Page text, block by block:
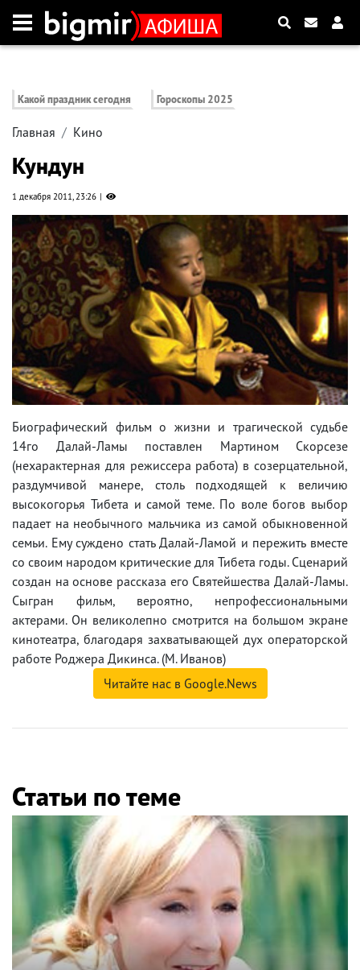
Какой праздник сегодня Гороскопы 2025
Главная Кино
Кундун
1 декабря 2011, 23:26
Биографический фильм о жизни и трагической судьбе
14го Далай-Ламы поставлен Мартином Скорсезе
(нехарактерная для режиссера работа) в созерцательной,
раздумчивой манере, столь подходящей к величию
высокогорья Тибета и самой теме. По воле богов выбор
падает на необычного мальчика из самой обыкновенной
семьи. Ему суждено стать Далай-Ламой и пережить вместе
со своим народом критические для Тибета годы. Сценарий
создан на основе рассказа его Святейшества Далай-Ламы.
Сыгран фильм, вероятно, непрофессиональными
актерами. Он великолепно смотрится на большом экране
кинотеатра, благодаря захватывающей дух операторской
работе Роджера Дикинса. (М. Иванов)
Читайте нас в Google.News
Статьи по теме